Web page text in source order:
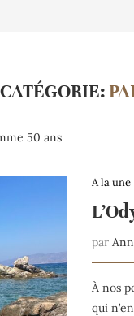
CATÉGORIE:
50 ans
A la une
par
À nos
qui